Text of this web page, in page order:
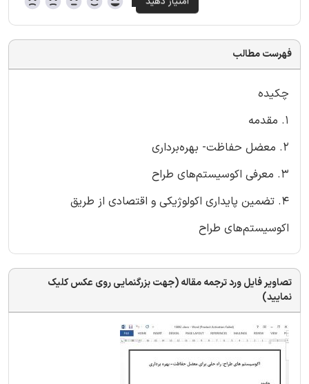
فهرست مطالب
چکیده
1. مقدمه
2. معضل حفاظت- بهره‌برداری
3. معرفی اکوسیستم‌های طراح
4. تضمین پایداری اکولوژیکی و اقتصادی از طریق
اکوسیستم‌های طراح
تصاویر فایل ورد ترجمه مقاله (جهت بزرگنمایی روی عکس کلیک
نمایید)